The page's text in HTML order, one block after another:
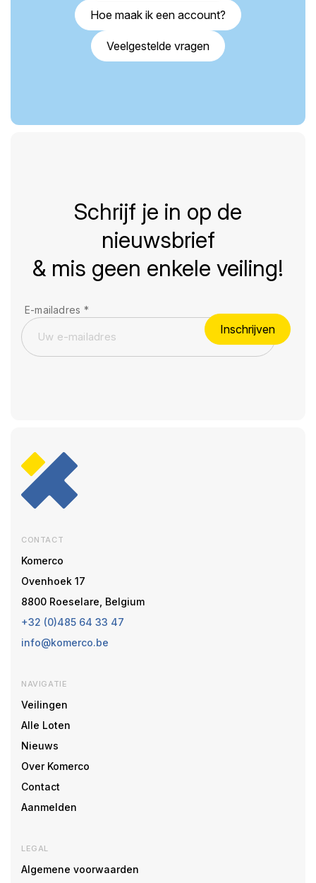
Hoe maak ik een account?
Veelgestelde vragen
Schrijf je in op de
nieuwsbrief
& mis geen enkele veiling!
E-mailadres *
Inschrijven
CONTACT
Komerco
Ovenhoek 17
8800 Roeselare, Belgium
+32 (0)485 64 33 47
info@komerco.be
NAVIGATIE
Veilingen
Alle Loten
Nieuws
Over Komerco
Contact
Aanmelden
LEGAL
Algemene voorwaarden